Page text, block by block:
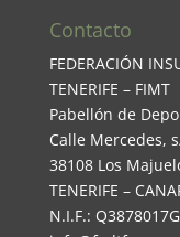
Contacto
FEDERACIÓN
TENERIFE – FIMT
Pabellón de
Calle Mercedes,
38108 Los
TENERIFE –
N.I.F.: Q3878017G